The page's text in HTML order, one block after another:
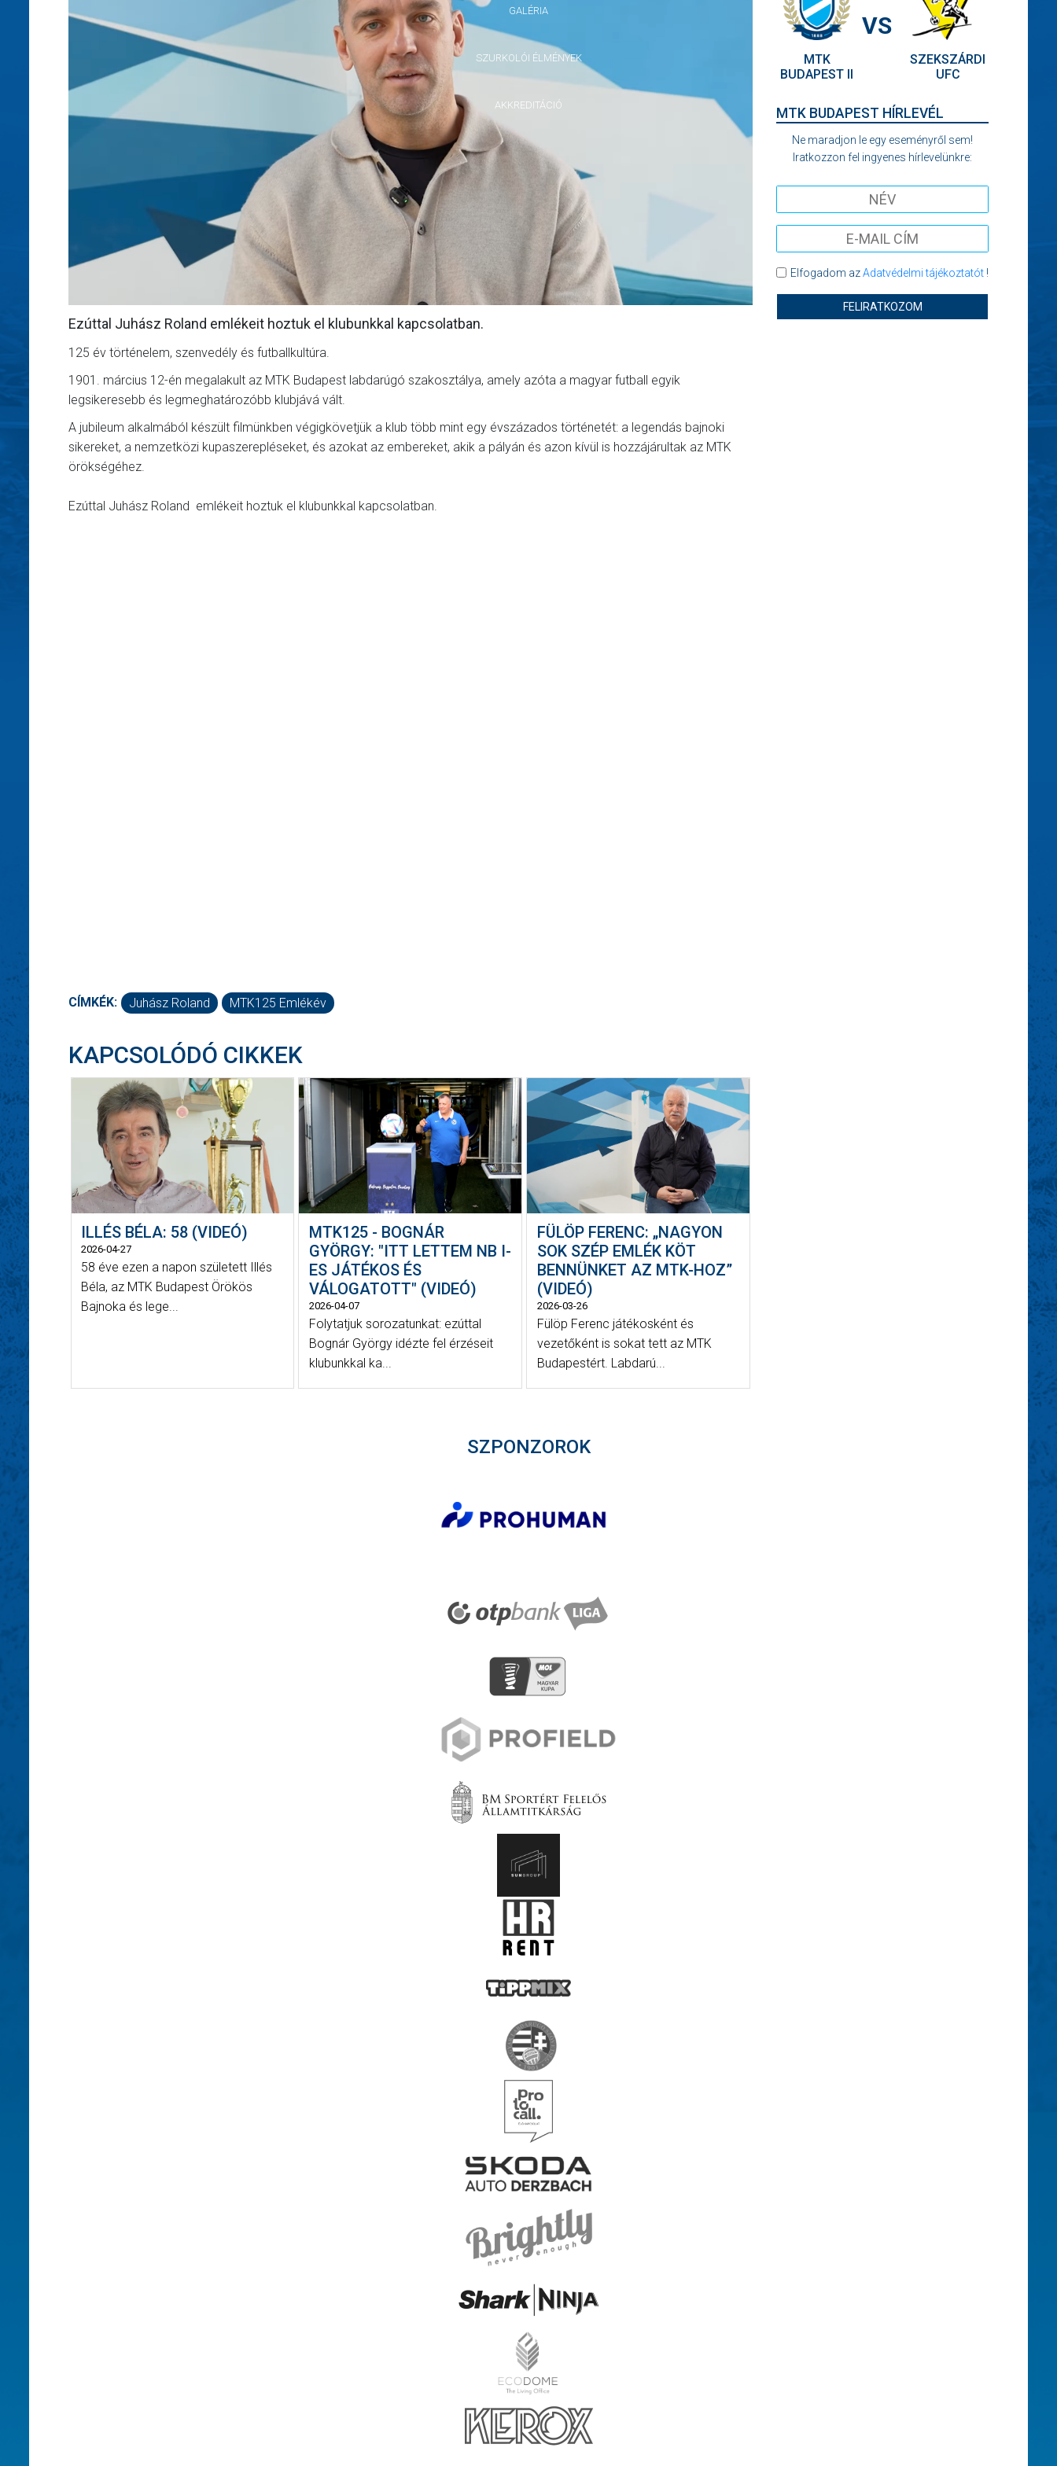
GALÉRIA
SZURKOLÓI ÉLMÉNYEK
AKKREDITÁCIÓ
Ezúttal Juhász Roland emlékeit hoztuk el klubunkkal kapcsolatban.
125 év történelem, szenvedély és futballkultúra.
1901. március 12-én megalakult az MTK Budapest labdarúgó szakosztálya, amely azóta a magyar futball egyik
legsikeresebb és legmeghatározóbb klubjává vált.
A jubileum alkalmából készült filmünkben végigkövetjük a klub több mint egy évszázados történetét: a legendás bajnoki
sikereket, a nemzetközi kupaszerepléseket, és azokat az embereket, akik a pályán és azon kívül is hozzájárultak az MTK
örökségéhez.
Ezúttal Juhász Roland emlékeit hoztuk el klubunkkal kapcsolatban.
CÍMKÉK: Juhász Roland MTK125 Emlékév
KAPCSOLÓDÓ CIKKEK
ILLÉS BÉLA: 58 (VIDEÓ)
2026-04-27
58 éve ezen a napon született Illés
Béla, az MTK Budapest Örökös
Bajnoka és lege...
MTK125 - BOGNÁR
GYÖRGY: "ITT LETTEM NB I-
ES JÁTÉKOS ÉS
VÁLOGATOTT" (VIDEÓ)
2026-04-07
Folytatjuk sorozatunkat: ezúttal
Bognár György idézte fel érzéseit
klubunkkal ka...
FÜLÖP FERENC: „NAGYON
SOK SZÉP EMLÉK KÖT
BENNÜNKET AZ MTK-HOZ”
(VIDEÓ)
2026-03-26
Fülöp Ferenc játékosként és
vezetőként is sokat tett az MTK
Budapestért. Labdarú...
MTK
BUDAPEST II
VS
SZEKSZÁRDI
UFC
MTK BUDAPEST HÍRLEVÉL
Ne maradjon le egy eseményről sem!
Iratkozzon fel ingyenes hírlevelünkre:
Elfogadom azAdatvédelmi tájékoztatót!
FELIRATKOZOM
SZPONZOROK